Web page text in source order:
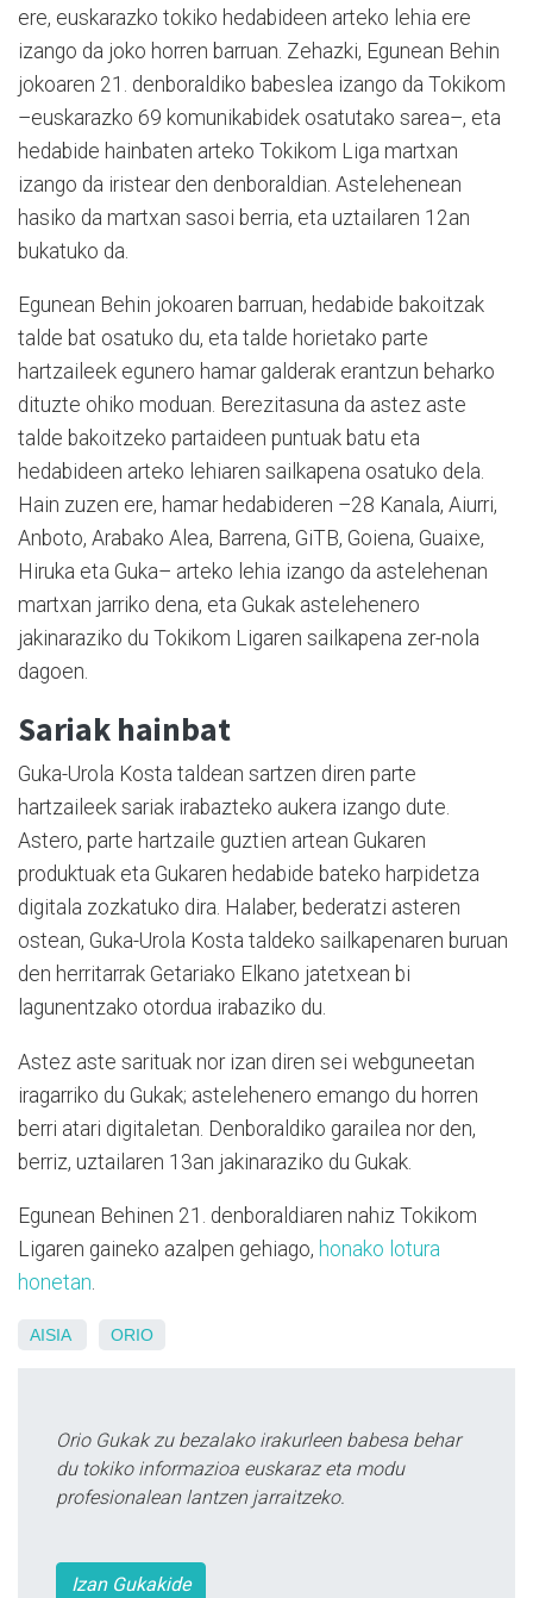
ere, euskarazko tokiko hedabideen arteko lehia ere
izango da joko horren barruan. Zehazki, Egunean Behin
jokoaren 21. denboraldiko babeslea izango da Tokikom
–euskarazko 69 komunikabidek osatutako sarea–, eta
hedabide hainbaten arteko Tokikom Liga martxan
izango da iristear den denboraldian. Astelehenean
hasiko da martxan sasoi berria, eta uztailaren 12an
bukatuko da.
Egunean Behin jokoaren barruan, hedabide bakoitzak
talde bat osatuko du, eta talde horietako parte
hartzaileek egunero hamar galderak erantzun beharko
dituzte ohiko moduan. Berezitasuna da astez aste
talde bakoitzeko partaideen puntuak batu eta
hedabideen arteko lehiaren sailkapena osatuko dela.
Hain zuzen ere, hamar hedabideren –28 Kanala, Aiurri,
Anboto, Arabako Alea, Barrena, GiTB, Goiena, Guaixe,
Hiruka eta Guka– arteko lehia izango da astelehenan
martxan jarriko dena, eta Gukak astelehenero
jakinaraziko du Tokikom Ligaren sailkapena zer-nola
dagoen.
Sariak hainbat
Guka-Urola Kosta taldean sartzen diren parte
hartzaileek sariak irabazteko aukera izango dute.
Astero, parte hartzaile guztien artean Gukaren
produktuak eta Gukaren hedabide bateko harpidetza
digitala zozkatuko dira. Halaber, bederatzi asteren
ostean, Guka-Urola Kosta taldeko sailkapenaren buruan
den herritarrak Getariako Elkano jatetxean bi
lagunentzako otordua irabaziko du.
Astez aste sarituak nor izan diren sei webguneetan
iragarriko du Gukak; astelehenero emango du horren
berri atari digitaletan. Denboraldiko garailea nor den,
berriz, uztailaren 13an jakinaraziko du Gukak.
Egunean Behinen 21. denboraldiaren nahiz Tokikom
Ligaren gaineko azalpen gehiago, honako lotura
honetan.
AISIA ORIO
Orio Gukak zu bezalako irakurleen babesa behar
du tokiko informazioa euskaraz eta modu
profesionalean lantzen jarraitzeko.
Izan Gukakide